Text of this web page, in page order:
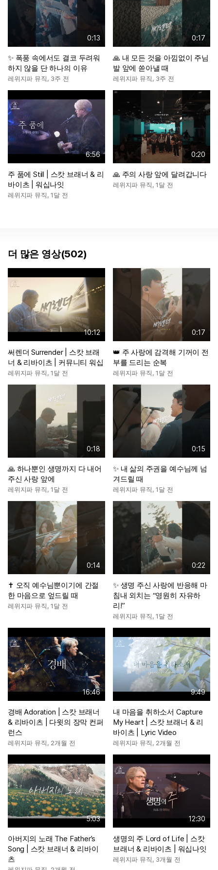
0:13
✨ 폭풍 속에서도 결코 두려워
하지 않을 단 하나의 이유
레위지파 뮤직, 3주 전
0:17
🙏 내 모든 것을 아낌없이 주님
발 앞에 쏟아낼 때
레위지파 뮤직, 3주 전
6:56
주 품에 Still | 스캇 브래너 & 리
바이츠 | 워십나잇
레위지파 뮤직,1달 전
0:20
🙏 주의 사랑 앞에 달려갑니다
레위지파 뮤직,1달 전
더 많은 영상(502)
10:12
써렌더 Surrender | 스캇 브래
너 & 리바이츠 | 커뮤니티 워십
레위지파 뮤직,1달 전
0:17
👑 주 사랑에 감격해 기꺼이 전
부를 드리는 순복
레위지파 뮤직,1달 전
0:18
🙏 하나뿐인 생명까지 다 내어
주신 사랑 앞에
레위지파 뮤직,1달 전
0:15
✨ 내 삶의 주권을 예수님께 넘
겨드릴 때
레위지파 뮤직,1달 전
0:14
✝️ 오직 예수님뿐이기에 간절
한 마음으로 엎드릴 때
레위지파 뮤직,1달 전
0:22
✨ 생명 주신 사랑에 반응해 마
침내 외치는 “영원히 자유하
리!”
레위지파 뮤직,1달 전
16:46
경배 Adoration | 스캇 브래너
& 리바이츠 | 다윗의 장막 컨퍼
런스
레위지파 뮤직, 2개월 전
9:49
내 마음을 취하소서 Capture
My Heart | 스캇 브래너 & 리
바이츠 | Lyric Video
레위지파 뮤직, 2개월 전
5:03
아버지의 노래 The Father’s
Song | 스캇 브래너 & 리바이
츠
12:30
생명의 주 Lord of Life | 스캇
브래너 & 리바이츠 | 워십나잇
레위지파 뮤직, 3개월 전